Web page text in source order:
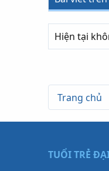
Hiện tại
Trang chủ
TUỔI TRẺ